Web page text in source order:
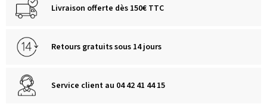
Livraison offerte dès 150€ TTC
Retours gratuits sous 14 jours
Service client au 04 42 41 44 15